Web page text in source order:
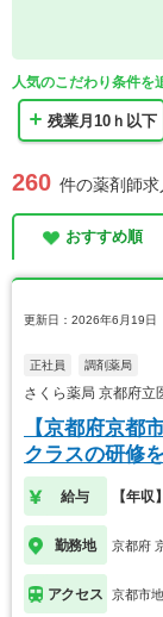
人気のこだわり条件を
残業月10ｈ以下
260 件の薬剤師求
おすすめ順
更新日：2026年6月19日
正社員 調剤薬局
さくら薬局 京都府
【京都府京都
クラスの研修
給与 【年
勤務地 京都府
アクセス 京都市